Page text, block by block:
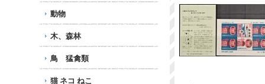
動物
木、森林
鳥 猛禽類
猫 ネコ ねこ